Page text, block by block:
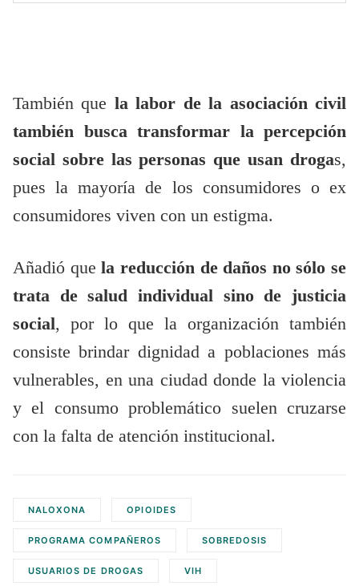
También que la labor de la asociación civil
también busca transformar la percepción
social sobre las personas que usan drogas,
pues la mayoría de los consumidores o ex
consumidores viven con un estigma.
Añadió quela reducción de daños no sólo se
trata de salud individual sino de justicia
social, por lo que la organización también
consiste brindar dignidad a poblaciones más
vulnerables, en una ciudad donde la violencia
y el consumo problemático suelen cruzarse
con la falta de atención institucional.
NALOXONA OPIOIDES
PROGRAMA COMPAÑEROS SOBREDOSIS
USUARIOS DE DROGAS VIH